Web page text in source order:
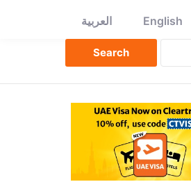
English العربية